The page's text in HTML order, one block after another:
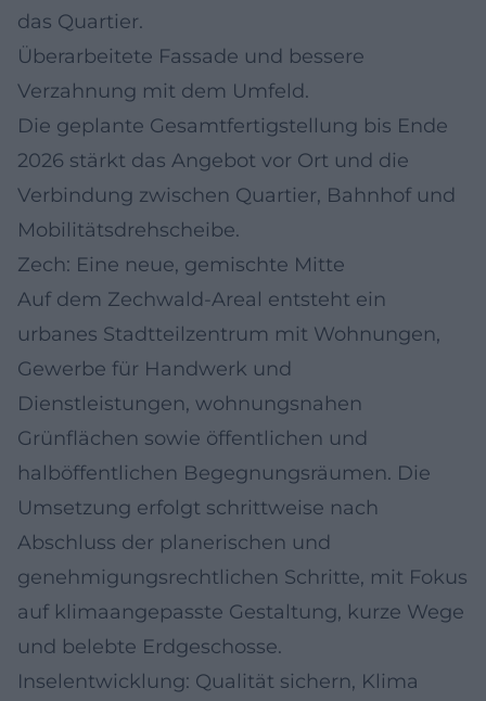
das Quartier.
Überarbeitete Fassade und bessere
Verzahnung mit dem Umfeld.
Die geplante Gesamtfertigstellung bis Ende
2026 stärkt das Angebot vor Ort und die
Verbindung zwischen Quartier, Bahnhof und
Mobilitätsdrehscheibe.
Zech: Eine neue, gemischte Mitte
Auf dem Zechwald-Areal entsteht ein
urbanes Stadtteilzentrum mit Wohnungen,
Gewerbe für Handwerk und
Dienstleistungen, wohnungsnahen
Grünflächen sowie öffentlichen und
halböffentlichen Begegnungsräumen. Die
Umsetzung erfolgt schrittweise nach
Abschluss der planerischen und
genehmigungsrechtlichen Schritte, mit Fokus
auf klimaangepasste Gestaltung, kurze Wege
und belebte Erdgeschosse.
Inselentwicklung: Qualität sichern, Klima